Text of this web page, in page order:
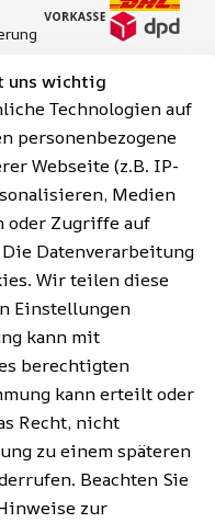
uns wichtig
Technologien auf
personenbezogene
Webseite (z.B. IP-
Medien
Zugriffe auf
Datenverarbeitung
Wir teilen diese
Einstellungen
kann mit
berechtigten
kann erteilt oder
Recht, nicht
zu einem späteren
Beachten Sie
zur
|
|
|